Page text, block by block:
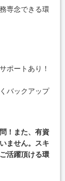
専念できる環
ポートあり！
バックアップ
！また、有資
ません。スキ
活躍頂ける環